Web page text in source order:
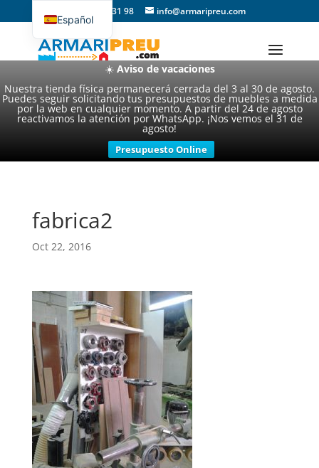
☀️ Aviso de vacaciones
Nuestra tienda física permanecerá cerrada del 3 al 30 de agosto.
Puedes seguir solicitando tus presupuestos de muebles a medida
por la web en cualquier momento. A partir del 24 de agosto
reactivamos la atención por WhatsApp. ¡Nos vemos el 31 de
agosto!
Presupuesto Online
93 357 31 98 info@armaripreu.com
fabrica2
Oct 22, 2016
Español
Català